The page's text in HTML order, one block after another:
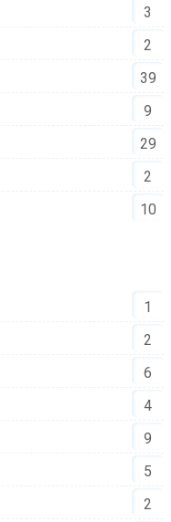
3
2
39
9
29
2
10
1
2
6
4
9
5
2